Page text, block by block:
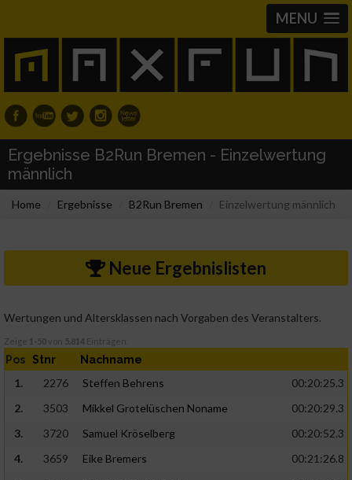
MENU
Ergebnisse B2Run Bremen - Einzelwertung
männlich
Home Ergebnisse B2Run Bremen Einzelwertung männlich
Neue Ergebnislisten
Wertungen und Altersklassen nach Vorgaben des Veranstalters.
Zeige 1-50 von 5.814 Einträgen.
Pos Stnr Nachname
1. 2276 Steffen Behrens
00:20:25.3
2.
3503 Mikkel Grotelüschen Noname
00:20:29.3
3.
3720 Samuel Kröselberg
00:20:52.3
4.
3659 Eike Bremers
00:21:26.8